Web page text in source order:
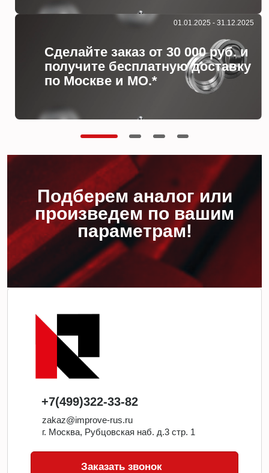
Сделайте заказ от 30 000 руб. и
получите бесплатную доставку
по Москве и МО.*
01.01.2025 - 31.12.2025
Подберем аналог или
произведем по вашим
параметрам!
+7(499)322-33-82
zakaz@improve-rus.ru
г. Москва, Рубцовская наб. д.3 стр. 1
Заказать звонок